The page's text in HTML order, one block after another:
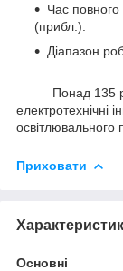
Час
(прибл.).
Діапазон
Понад 135
електротехнічні
освітлювального
Приховати
Основні